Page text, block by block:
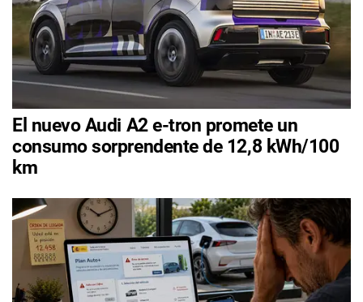
El nuevo Audi A2 e-tron promete un
consumo sorprendente de 12,8 kWh/100
km